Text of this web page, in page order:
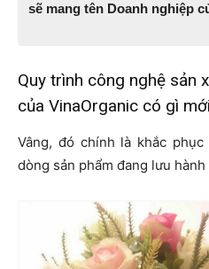
sẽ mang tên Doanh nghiệp
Quy trình công nghệ sản
của VinaOrganic có gì
Vâng, đó chính là khắc
dòng sản phẩm đang lưu